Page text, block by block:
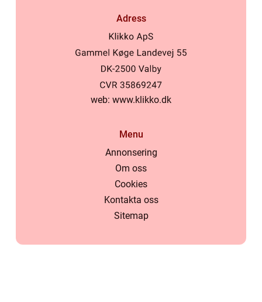
Adress
web: www.klikko.dk
Menu
Annonsering
Om oss
Cookies
Kontakta oss
Sitemap